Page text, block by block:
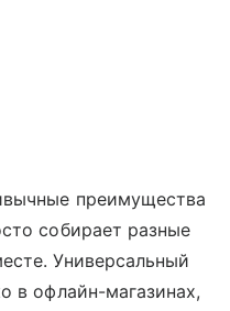
преимущества
собирает разные
Универсальный
в офлайн-магазинах,